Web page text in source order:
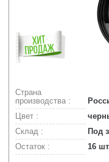
Страна
производства :
Цвет :
Склад :
Под
Остаток :
16